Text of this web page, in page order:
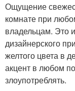
Ощущение
комнате при
владельцам. Это
дизайнерского
желтого цвета в
акцент в любом
злоупотреблять.